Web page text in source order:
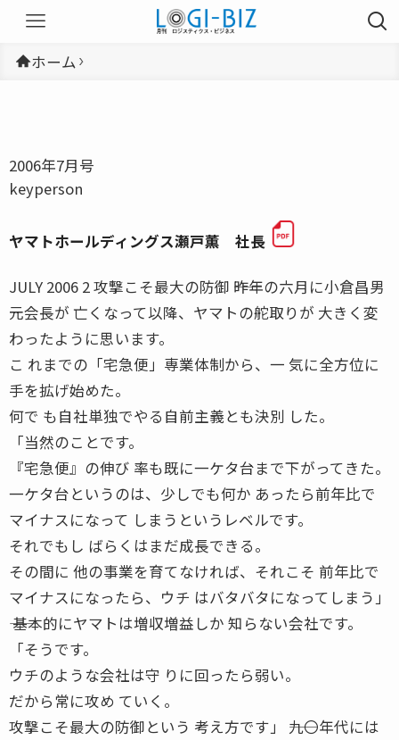
ホーム
2006年7月号
keyperson
ヤマトホールディングス瀬戸薫 社長
JULY 2006 2 攻撃こそ最大の防御 ――昨年の六月に小倉昌男
元会長が 亡くなって以降、ヤマトの舵取りが 大きく変
わったように思います。
こ れまでの「宅急便」専業体制から、一 気に全方位に
手を拡げ始めた。
何で も自社単独でやる自前主義とも決別 した。
「当然のことです。
『宅急便』の伸び 率も既に一ケタ台まで下がってきた。
一ケタ台というのは、少しでも何か あったら前年比で
マイナスになって しまうというレベルです。
それでもし ばらくはまだ成長できる。
その間に 他の事業を育てなければ、それこそ 前年比で
マイナスになったら、ウチ はバタバタになってしまう」
―― 基本的にヤマトは増収増益しか 知らない会社です。
「そうです。
ウチのような会社は守 りに回ったら弱い。
だから常に攻め ていく。
攻撃こそ最大の防御という 考え方です」 ――九〇年代には